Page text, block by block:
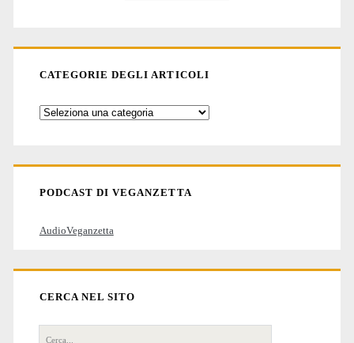
CATEGORIE DEGLI ARTICOLI
Categorie
PODCAST DI VEGANZETTA
AudioVeganzetta
CERCA NEL SITO
Cerca